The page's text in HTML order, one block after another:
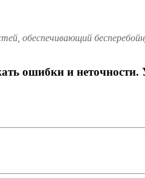
обеспечивающий
ошибки и